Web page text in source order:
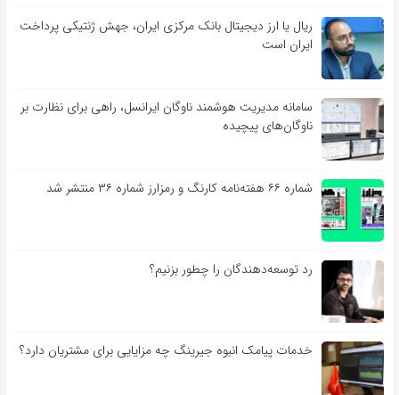
ریال یا ارز دیجیتال بانک مرکزی ایران، جهش ژنتیکی پرداخت
ایران است
سامانه مدیریت هوشمند ناوگان ایرانسل، راهی برای نظارت بر
ناوگان‌های پیچیده
شماره ۶۶ هفته‌نامه کارنگ و رمزارز شماره ۳۶ منتشر شد
رد توسعه‌دهندگان را چطور بزنیم؟
خدمات پیامک انبوه جیرینگ چه مزایایی برای مشتریان دارد؟